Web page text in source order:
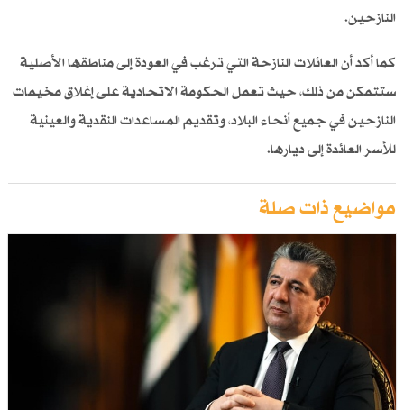
النازحين.
كما أكد أن العائلات النازحة التي ترغب في العودة إلى مناطقها الأصلية
ستتمكن من ذلك، حيث تعمل الحكومة الاتحادية على إغلاق مخيمات
النازحين في جميع أنحاء البلاد، وتقديم المساعدات النقدية والعينية
للأسر العائدة إلى ديارها.
مواضيع ذات صلة